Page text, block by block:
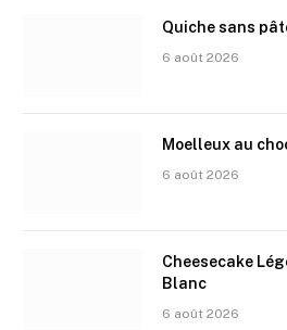
Quiche sans
6 août 2026
Moelleux au
6 août 2026
Cheesecake
Blanc
6 août 2026